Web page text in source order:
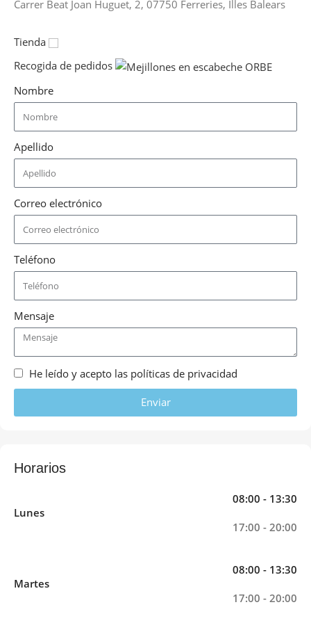
Carrer Beat Joan Huguet, 2, 07750 Ferreries, Illes Balears
Tienda
Recogida de pedidos
Nombre
Apellido
Correo electrónico
Teléfono
Mensaje
He leído y acepto las políticas de privacidad
Enviar
Horarios
Lunes
08:00 - 13:30
17:00 - 20:00
Martes
08:00 - 13:30
17:00 - 20:00